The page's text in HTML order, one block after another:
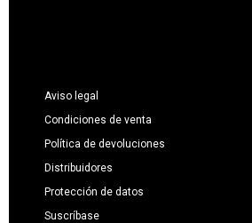
Aviso legal
Condiciones de venta
Política de devoluciones
Distribuidores
Protección de datos
Suscríbase